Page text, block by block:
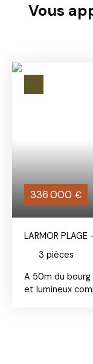
Vous
336 000 €
LARMOR
3 pièces
A 50m du
et lumineux